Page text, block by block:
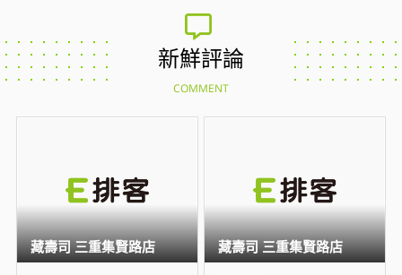
新鮮評論
COMMENT
藏壽司 三重集賢路店 藏壽司 三重集賢路店